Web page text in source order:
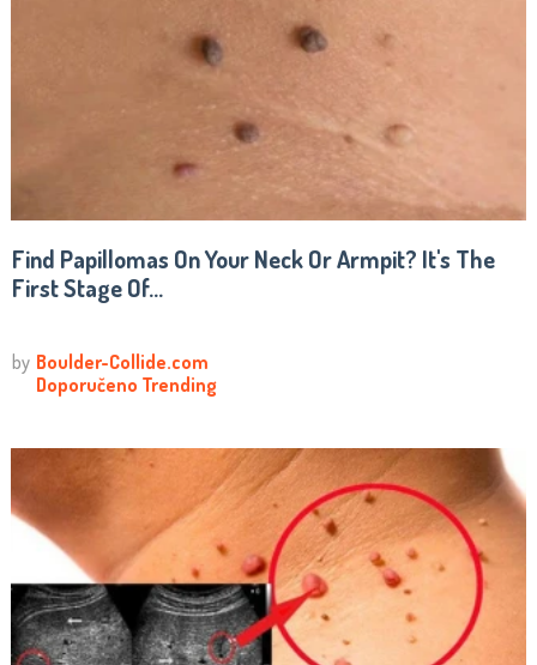
Find Papillomas On Your Neck Or Armpit? It's The
First Stage Of...